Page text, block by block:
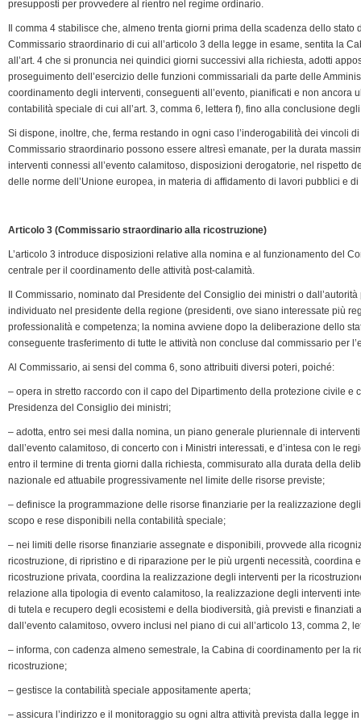
presupposti per provvedere al rientro nel regime ordinario.
Il comma 4 stabilisce che, almeno trenta giorni prima della scadenza dello
Commissario straordinario di cui all’articolo 3 della legge in esame, sentita la
all’art. 4 che si pronuncia nei quindici giorni successivi alla richiesta, adotti
proseguimento dell’esercizio delle funzioni commissariali da parte delle
coordinamento degli interventi, conseguenti all’evento, pianificati e non ancora
contabilità speciale di cui all’art. 3, comma 6, lettera f), fino alla conclusione
Si dispone, inoltre, che, ferma restando in ogni caso l’inderogabilità dei vincoli
Commissario straordinario possono essere altresì emanate, per la durata
interventi connessi all’evento calamitoso, disposizioni derogatorie, nel rispetto
delle norme dell’Unione europea, in materia di affidamento di lavori pubblici e
Articolo 3 (Commissario straordinario alla ricostruzione)
L’articolo 3 introduce disposizioni relative alla nomina e al funzionamento del
centrale per il coordinamento delle attività post-calamità.
Il Commissario, nominato dal Presidente del Consiglio dei ministri o
individuato nel presidente della regione (presidenti, ove siano interessate più
professionalità e competenza; la nomina avviene dopo la deliberazione dello
conseguente trasferimento di tutte le attività non concluse dal commissario per
Al Commissario, ai sensi del comma 6, sono attribuiti diversi poteri, poiché:
– opera in stretto raccordo con il capo del Dipartimento della protezione civile e
Presidenza del Consiglio dei ministri;
– adotta, entro sei mesi dalla nomina, un piano generale pluriennale di
dall’evento calamitoso, di concerto con i Ministri interessati, e d’intesa con le
entro il termine di trenta giorni dalla richiesta, commisurato alla durata della
nazionale ed attuabile progressivamente nel limite delle risorse previste;
– definisce la programmazione delle risorse finanziarie per la realizzazione
scopo e rese disponibili nella contabilità speciale;
– nei limiti delle risorse finanziarie assegnate e disponibili, provvede alla
ricostruzione, di ripristino e di riparazione per le più urgenti necessità, coordina
ricostruzione privata, coordina la realizzazione degli interventi per la
relazione alla tipologia di evento calamitoso, la realizzazione degli interventi
di tutela e recupero degli ecosistemi e della biodiversità, già previsti e finanziati
dall’evento calamitoso, ovvero inclusi nel piano di cui all’articolo 13, comma 2,
– informa, con cadenza almeno semestrale, la Cabina di coordinamento per la
ricostruzione;
– gestisce la contabilità speciale appositamente aperta;
– assicura l’indirizzo e il monitoraggio su ogni altra attività prevista dalla legge